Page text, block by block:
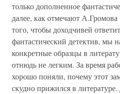
только дополненное
далее, как отмечают
того, чтобы доходчивей
фантастический детектив, мы
конкретные образцы в
отнюдь не легким. За время
хорошо поняли, почему этот
скудно прижился в